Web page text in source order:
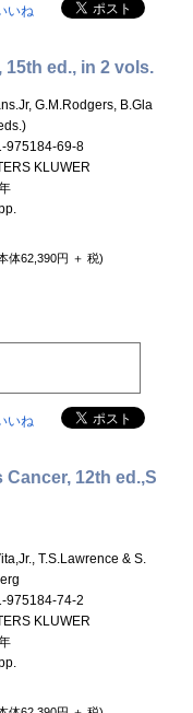
いね
ed., in 2 vols.
G.M.Rodgers, B.Gla
975184-69-8
KLUWER
体62,390円 ＋ 税)
いね
12th ed.,S
T.S.Lawrence & S.
975184-74-2
KLUWER